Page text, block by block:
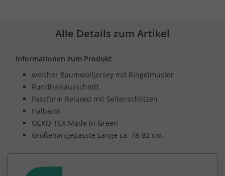
Alle Details zum Artikel
Informationen zum Produkt
weicher Baumwolljersey mit Ringelmuster
Rundhalsausschnitt
Passform Relaxed mit Seitenschlitzen
Halbarm
OEKO-TEX Made in Green
Größenangepasste Länge ca. 78-82 cm.